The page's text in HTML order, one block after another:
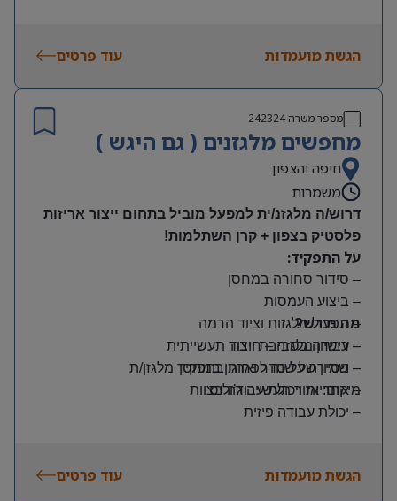
הגשת מועמדות עוד פרטים
מספר משרה242324
מחפשים מלגזנים ( גם היגש )
חיפה והצפון
משמרות
דרוש/ה מלגזנ/ית למפעל מוביל בתחום ייצור אריזות
פלסטיק בצפון + קרן השתלמות!
על התפקיד:
– סידור סחורה במחסן
– ביצוע העמסות
– תפעול מלגזות וציוד הרמה
– עבודה בסביבת ייצור תעשייתית
– שמירה על סדר וארגון במחסן
מה נדרש?
– רישיון מלגזה – חובה
– ניסיון של שנה לפחות בתפקיד מלגזן/ת
– אחריות ויכולת עבודה בצוות
– יכולת עבודה פיזית
משמרות:
מיקום: אזור תעשייה ג’וליס
הגשת מועמדות עוד פרטים